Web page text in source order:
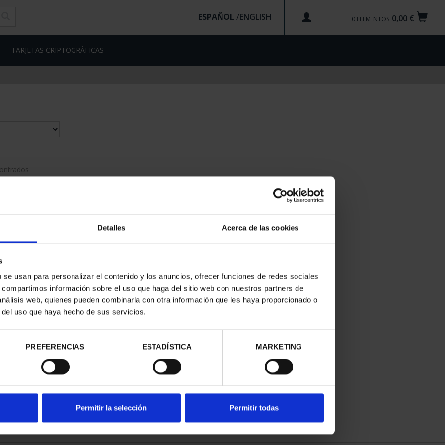
Detalles Acerca de las cookies
usan para personalizar el contenido y los anuncios, ofrecer funciones de redes sociales
información sobre el uso que haga del sitio web con nuestros partners de
web, quienes pueden combinarla con otra información que les haya proporcionado o
uso que haya hecho de sus servicios.
PREFERENCIAS ESTADÍSTICA MARKETING
Permitir la selección Permitir todas
0,00 €
0 ELEMENTOS
ESPAÑOL /
TARJETAS CRIPTOGRÁFICAS
DE GOYA-